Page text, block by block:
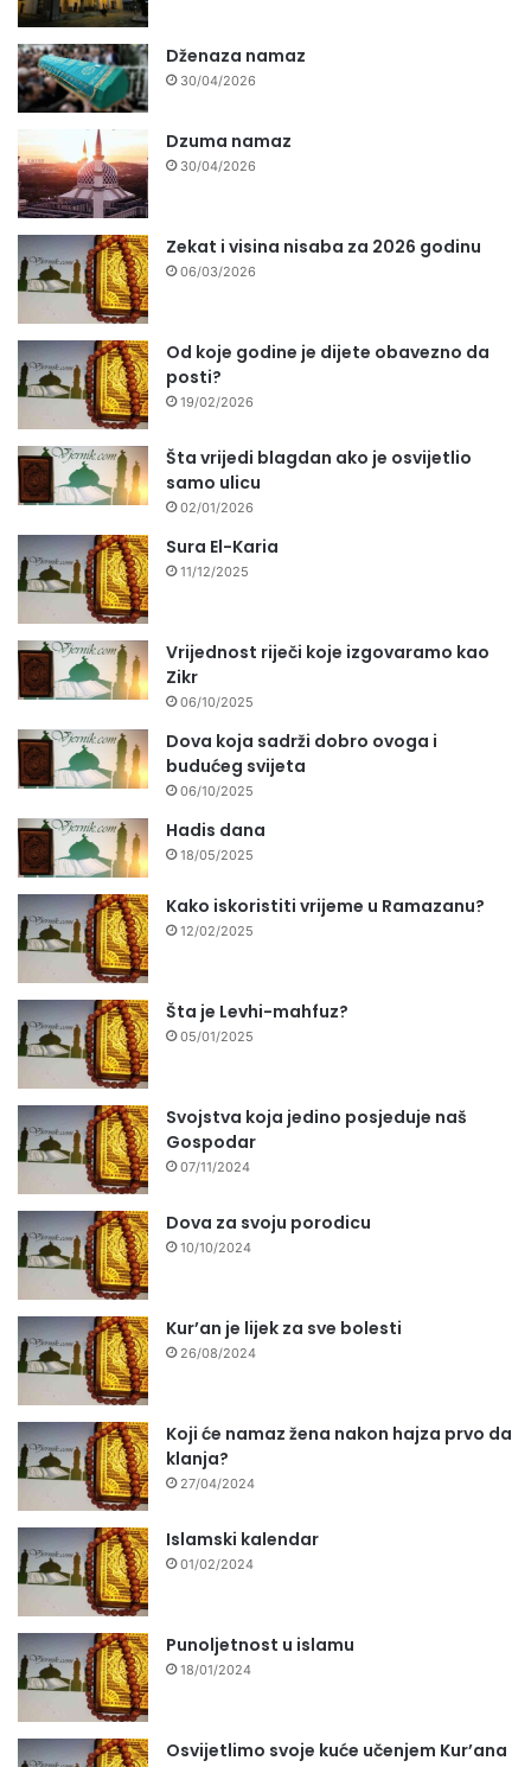
Dženaza namaz
30/04/2026
Dzuma namaz
30/04/2026
Zekat i visina nisaba za 2026 godinu
06/03/2026
Od koje godine je dijete obavezno da
posti?
19/02/2026
Šta vrijedi blagdan ako je osvijetlio
samo ulicu
02/01/2026
Sura El-Karia
11/12/2025
Vrijednost riječi koje izgovaramo kao
Zikr
06/10/2025
Dova koja sadrži dobro ovoga i
budućeg svijeta
06/10/2025
Hadis dana
18/05/2025
Kako iskoristiti vrijeme u Ramazanu?
12/02/2025
Šta je Levhi-mahfuz?
05/01/2025
Svojstva koja jedino posjeduje naš
Gospodar
07/11/2024
Dova za svoju porodicu
10/10/2024
Kur’an je lijek za sve bolesti
26/08/2024
Koji će namaz žena nakon hajza prvo da
klanja?
27/04/2024
Islamski kalendar
01/02/2024
Punoljetnost u islamu
18/01/2024
Osvijetlimo svoje kuće učenjem Kur’ana